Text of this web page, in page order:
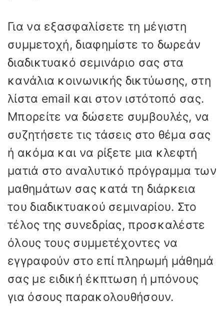
Για να εξασφαλίσετε τη μέγιστη
συμμετοχή, διαφημίστε το δωρεάν
διαδικτυακό σεμινάριο σας στα
κανάλια κοινωνικής δικτύωσης, στη
λίστα email και στον ιστότοπό σας.
Μπορείτε να δώσετε συμβουλές, να
συζητήσετε τις τάσεις στο θέμα σας
ή ακόμα και να ρίξετε μια κλεφτή
ματιά στο αναλυτικό πρόγραμμα των
μαθημάτων σας κατά τη διάρκεια
του διαδικτυακού σεμιναρίου. Στο
τέλος της συνεδρίας, προσκαλέστε
όλους τους συμμετέχοντες να
εγγραφούν στο επί πληρωμή μάθημά
σας με ειδική έκπτωση ή μπόνους
για όσους παρακολουθήσουν.